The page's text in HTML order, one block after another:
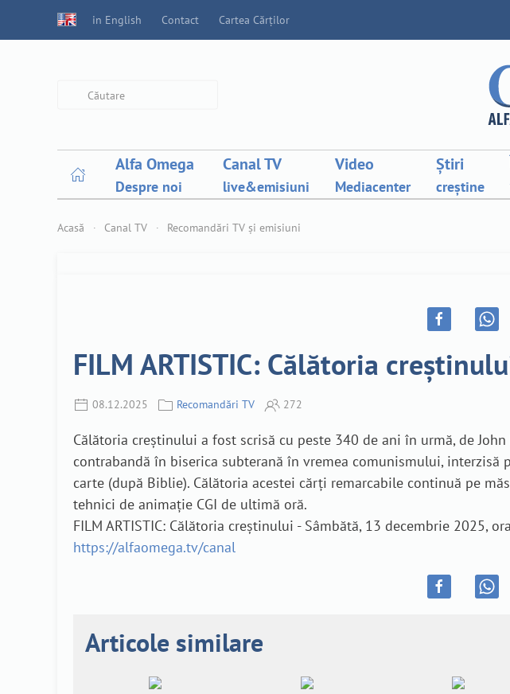
in English Contact Cartea Cărților
Alfa Omega
Despre noi
Canal TV
live&emisiuni
Video
Mediacenter
Știri
creștine
Acasă Canal TV Recomandări TV și emisiuni
FILM ARTISTIC: Călătoria
08.12.2025 Recomandări TV 272
Călătoria creștinului a fost scrisă cu peste 340 de ani în urmă, de
contrabandă în biserica subterană în vremea comunismului,
carte (după Biblie). Călătoria acestei cărți remarcabile continuă pe
tehnici de animație CGI de ultimă oră.
FILM ARTISTIC: Călătoria creștinului - Sâmbătă, 13 decembrie 2025,
https://alfaomega.tv/canal
Articole similare